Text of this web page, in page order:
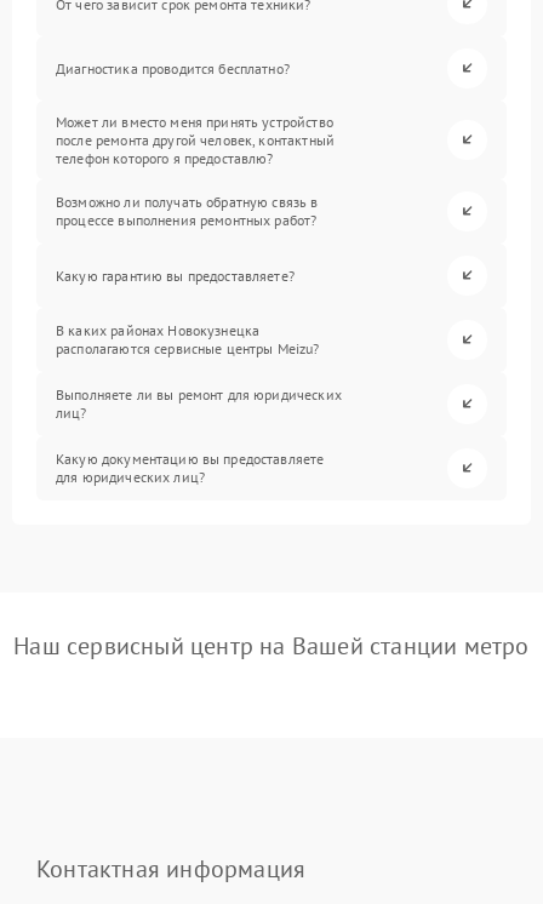
От чего зависит срок ремонта техники?
Диагностика проводится бесплатно?
Может ли вместо меня принять устройство
после ремонта другой человек, контактный
телефон которого я предоставлю?
Возможно ли получать обратную связь в
процессе выполнения ремонтных работ?
Какую гарантию вы предоставляете?
В каких районах Новокузнецка
располагаются сервисные центры Meizu?
Выполняете ли вы ремонт для юридических
лиц?
Какую документацию вы предоставляете
для юридических лиц?
Наш сервисный центр на Вашей станции метро
Контактная информация